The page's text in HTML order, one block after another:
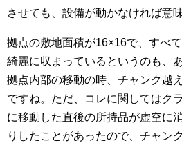
させても、設備が動かなければ意
拠点の敷地面積が16×16で、すべ
綺麗に収まっているというのも、
拠点内部の移動の時、チャンク越
ですね。ただ、コレに関してはク
に移動した直後の所持品が虚空に
りしたことがあったので、チャン